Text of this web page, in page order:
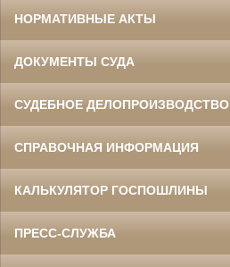
НОРМАТИВНЫЕ АКТЫ
ДОКУМЕНТЫ СУДА
СУДЕБНОЕ ДЕЛОПРОИЗВОДСТВО
СПРАВОЧНАЯ ИНФОРМАЦИЯ
КАЛЬКУЛЯТОР ГОСПОШЛИНЫ
ПРЕСС-СЛУЖБА